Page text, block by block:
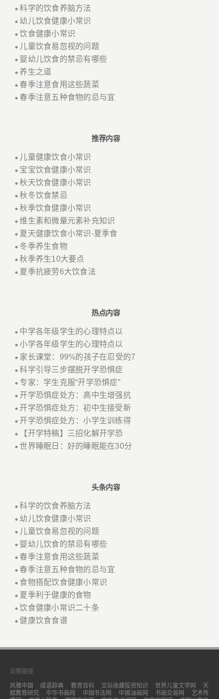
●科学的饮食养脑方法
● 幼儿饮食健康小常识
●饮食健康小常识
● 儿童饮食易忽视的问题
● 婴幼儿饮食的禁忌有哪些
● 养生之道
● 春季注意食用这些蔬菜
● 春季注意五种食物的忌与宜
推荐内容
● 儿童健康饮食小常识
● 宝宝饮食健康小常识
●秋天饮食健康小常识
●秋冬饮食禁忌
●秋季饮食健康小常识
●维生素和微量元素补充知识
● 夏天健康饮食小常识-夏季食
● 冬季养生食物
●秋季养生10大要点
● 夏季抗疲劳6大饮食法
热点内容
● 中学各年级学生的心理特点以
●小学各年级学生的心理特点以
● 家长课堂：99%的孩子在忍受的7
●科学引导三步摆脱开学恐惧症
● 专家：学生克服“开学恐惧症”
● 开学恐惧症处方：高中生增强抗
● 开学恐惧症处方：初中生接受新
● 开学恐惧症处方：小学生训练得
● 【开学特稿】三招化解开学恐
● 世界睡眠日：好的睡眠能在30分
头条内容
●科学的饮食养脑方法
● 幼儿饮食健康小常识
● 儿童饮食易忽视的问题
● 婴幼儿饮食的禁忌有哪些
● 春季注意食用这些蔬菜
● 春季注意五种食物的忌与宜
● 食物搭配饮食健康小常识
● 夏季利于健康的食物
●饮食健康小常识二十条
●健康饮食食谱
友情链接
风雅中国 成语辞典 教育百科 文玩收藏投资知识 世界儿童文学网
天
赋教育研究
中华书画网 中国书法网 中国油画网 书画交易网
艺术传